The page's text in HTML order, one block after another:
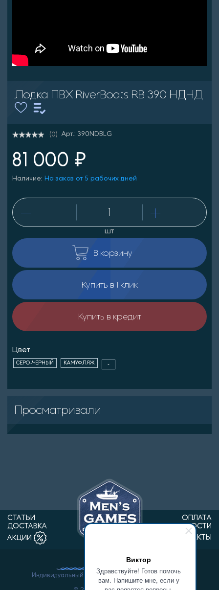
Виктор
Здравствуйте! Готов помочь
вам. Напишите мне, если у
Лодка ПВХ RiverBoats RB 390 НДНД
(0) Арт.: 390NDBLG
81 000 ₽
Наличие: На заказ от 5 рабочих дней
шт
В корзину
Купить в 1 клик
Купить в кредит
Цвет
СЕРО-ЧЕРНЫЙ КАМУФЛЯЖ -
Просматривали
СТАТЬИ
ОПЛАТА
ДОСТАВКА
НОВОСТИ
АКЦИИ
КОНТАКТЫ
Индивидуальный предприниматель Ванин Виктор
Александрович.